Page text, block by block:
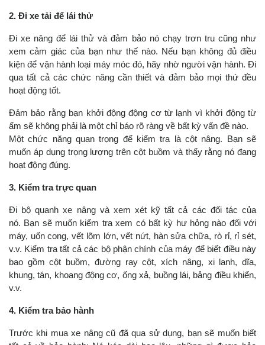
2. Đi xe tải để lái thử
Đi xe nâng để lái thử và đảm bảo nó chạy trơn tru cũng như
xem cảm giác của bạn như thế nào. Nếu bạn không đủ điều
kiện để vận hành loại máy móc đó, hãy nhờ người vận hành. Đi
qua tất cả các chức năng cần thiết và đảm bảo mọi thứ đều
hoạt động tốt.
Đảm bảo rằng bạn khởi động động cơ từ lạnh vì khởi động từ
ấm sẽ không phải là một chỉ báo rõ ràng về bất kỳ vấn đề nào.
Một chức năng quan trọng để kiểm tra là cột nâng. Bạn sẽ
muốn áp dụng trọng lượng trên cột buồm và thấy rằng nó đang
hoạt động đúng.
3. Kiểm tra trực quan
Đi bộ quanh xe nâng và xem xét kỹ tất cả các đối tác của
nó. Bạn sẽ muốn kiểm tra xem có bất kỳ hư hỏng nào đối với
máy, uốn cong, vết lõm lớn, vết nứt, hàn sửa chữa, rò rỉ, rỉ sét,
v.v. Kiểm tra tất cả các bộ phận chính của máy để biết điều này
bao gồm cột buồm, đường ray cột, xích nâng, xi lanh, dĩa,
khung, tán, khoang động cơ, ống xả, buồng lái, bảng điều khiển,
v.v.
4. Kiểm tra bảo hành
Trước khi mua xe nâng cũ đã qua sử dụng, bạn sẽ muốn biết